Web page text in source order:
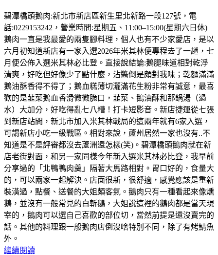
碧潭橋頭鵝肉:新北市新店區新生里北新路一段127號，電
話:0229153242，營業時間:星期五、11:00–15:00(星期六日休)
鵝肉一直是我最愛的兩隻腳料理，個人也有不少家愛店，是以
六月初知道新店有一家入選2026年米其林便專程去了一趟，七
月便公佈入選米其林必比登。直接說結論:鵝腿味道相對乾淨
清爽，好吃但好像少了點什麼，沾醬倒是頗對我味；乾麵滿滿
鵝油酥香得不得了；鵝血糕薄切灑滿花生粉非常有誠意，最喜
歡的是韮菜鵝血香滑微微脆口，韮菜、鵝油酥和那鍋湯（過
水）大加分，好吃得亂七八糟！打卡短影音。新店捷運從七張
到新店站間，新北市加入米其林戰局的這兩年就有6家入選，
可謂新店小吃一級戰區。相對來說，蘆州居然一家也沒有..不
知道是不是評審都沒去蘆洲還怎樣(笑)。碧潭橋頭鵝肉就在新
店老街對面，和另一家同樣今年新入選米其林必比登，我早前
分享過的「北鴨鴨肉羹」隔著大馬路相對。胃口好的，食量大
的，可以兩家一起解決。店面很新，很舒適，感覺應該是重新
裝潢過，點餐、送餐的大姐頗客氣。鵝肉只有一種看起來像燻
鵝，並沒有一般常見的白斬鵝，大姐說這裡的鵝肉都是當天現
宰的，鵝肉可以選自己喜歡的部位切，當然前提是還沒賣完的
話。其他的料理跟一般鵝肉店倒沒啥特別不同，除了有烤鯖魚
外。
繼續閱讀